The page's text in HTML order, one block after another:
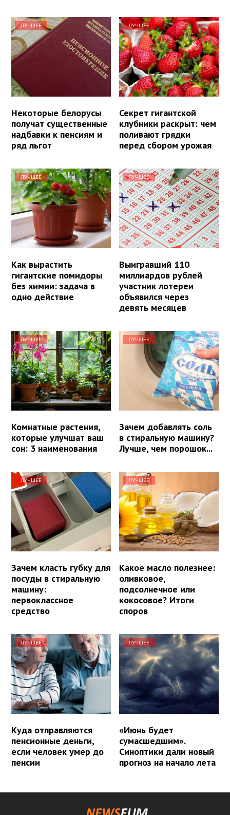
ЛУЧШЕЕ
Некоторые белорусы
получат существенные
надбавки к пенсиям и
ряд льгот
ЛУЧШЕЕ
Секрет гигантской
клубники раскрыт: чем
поливают грядки
перед сбором урожая
ЛУЧШЕЕ
Как вырастить
гигантские помидоры
без химии: задача в
одно действие
ЛУЧШЕЕ
Выигравший 110
миллиардов рублей
участник лотереи
объявился через
девять месяцев
ЛУЧШЕЕ
Комнатные растения,
которые улучшат ваш
сон: 3 наименования
ЛУЧШЕЕ
Зачем добавлять соль
в стиральную машину?
Лучше, чем порошок...
ЛУЧШЕЕ
Зачем класть губку для
посуды в стиральную
машину:
первоклассное
средство
ЛУЧШЕЕ
Какое масло полезнее:
оливковое,
подсолнечное или
кокосовое? Итоги
споров
ЛУЧШЕЕ
Куда отправляются
пенсионные деньги,
если человек умер до
пенсии
ЛУЧШЕЕ
«Июнь будет
сумасшедшим».
Синоптики дали новый
прогноз на начало лета